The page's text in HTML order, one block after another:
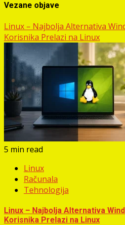
Vezane objave
Linux – Najbolja Alternativa
Korisnika Prelazi na Linux
5 min read
Linux
Računala
Tehnologija
Linux – Najbolja Alternativa
Korisnika Prelazi na Linux